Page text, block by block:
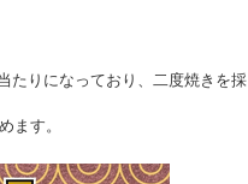
たりになっており、二度焼きを採
ます。